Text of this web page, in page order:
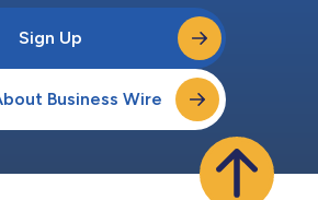
Sign Up
Business Wire